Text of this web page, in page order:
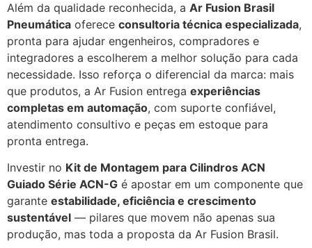
Além da qualidade reconhecida, a Ar Fusion Brasil
Pneumática oferece consultoria técnica especializada,
pronta para ajudar engenheiros, compradores e
integradores a escolherem a melhor solução para cada
necessidade. Isso reforça o diferencial da marca: mais
que produtos, a Ar Fusion entrega experiências
completas em automação, com suporte confiável,
atendimento consultivo e peças em estoque para
pronta entrega.
Investir no Kit de Montagem para Cilindros ACN
Guiado Série ACN-G é apostar em um componente que
garante estabilidade, eficiência e crescimento
sustentável — pilares que movem não apenas sua
produção, mas toda a proposta da Ar Fusion Brasil.